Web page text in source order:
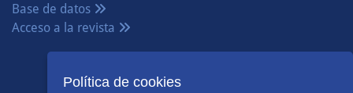
Base de datos
Acceso a la revista
Política de cookies